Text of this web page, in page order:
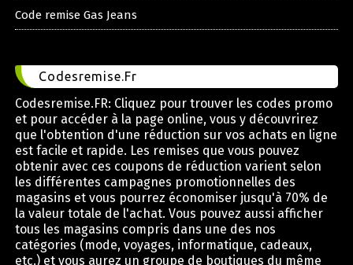
Code remise Gas Jeans
Codesremise.Fr
Codesremise.FR: Cliquez pour trouver les codes promo
et pour accéder à la page online, vous y découvrirez
que l'obtention d'une réduction sur vos achats en ligne
est facile et rapide. Les remises que vous pouvez
obtenir avec ces coupons de réduction varient selon
les différentes campagnes promotionnelles des
magasins et vous pourrez économiser jusqu'à 70% de
la valeur totale de l'achat. Vous pouvez aussi afficher
tous les magasins compris dans une des nos
catégories (mode, voyages, informatique, cadeaux,
etc.) et vous aurez un groupe de boutiques du même